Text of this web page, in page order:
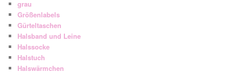
grau
Größenlabels
Gürteltaschen
Halsband und Leine
Halssocke
Halstuch
Halswärmchen